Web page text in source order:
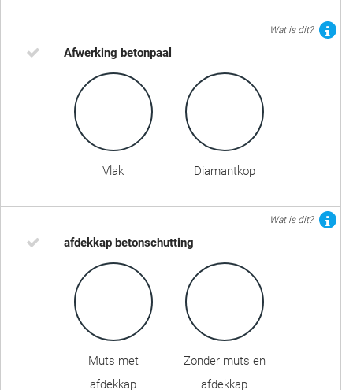
Wat is dit?
Afwerking betonpaal
Vlak Diamantkop
Wat is dit?
afdekkap betonschutting
Muts met
afdekkap
Zonder muts en
afdekkap